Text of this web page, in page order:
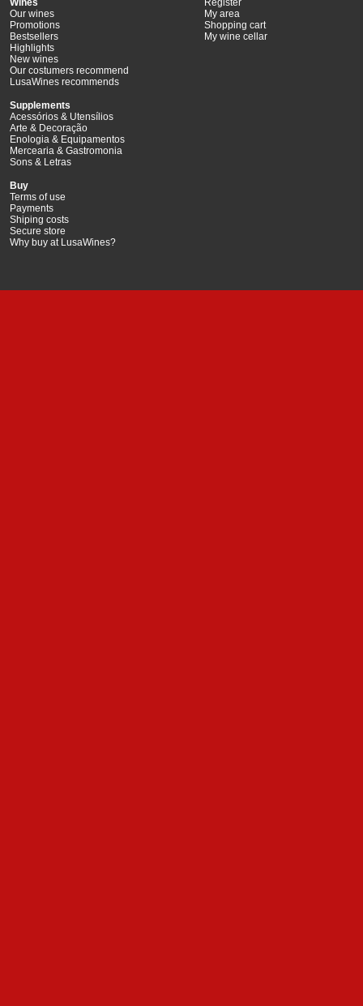
Our wines
Promotions
Bestsellers
Highlights
New wines
Our costumers recommend
LusaWines recommends
Supplements
Acessórios & Utensílios
Arte & Decoração
Enologia & Equipamentos
Mercearia & Gastromonia
Sons & Letras
Buy
Terms of use
Payments
Shiping costs
Secure store
Why buy at LusaWines?
My area
Shopping cart
My wine cellar